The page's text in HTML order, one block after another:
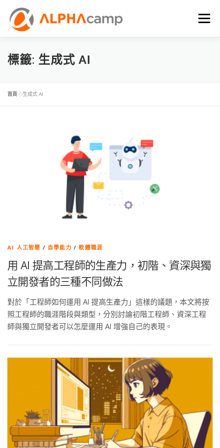
選單
首頁 課程內容
FAQ
標籤: 生成式 AI
首頁 »生成式 AI
AI 人工智慧 / 自學能力 /軟體職涯
用 AI 提高工程師的生產力，初階、資深與獨
立開發者的三種不同做法
對於「工程師如何運用 AI 提高生產力」這樣的議題，本文將按
照工程師的職涯階段與類型，分別討論初階工程師、資深工程
師與獨立開發者可以怎麼運用 AI 增強自己的表現。